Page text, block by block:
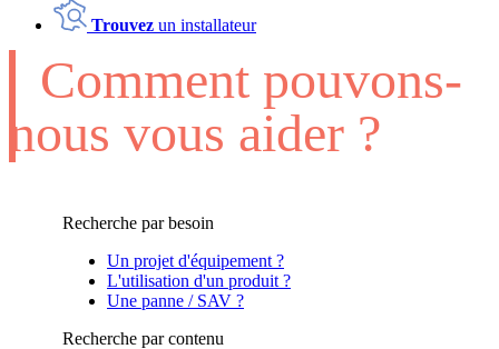
Trouvez un installateur
Comment pouvons-
nous vous aider ?
Recherche par besoin
Un projet d'équipement ?
L'utilisation d'un produit ?
Une panne / SAV ?
Recherche par contenu